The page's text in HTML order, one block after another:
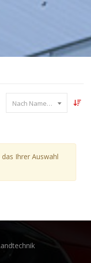
Nach Name sortieren
Ihrer Auswahl